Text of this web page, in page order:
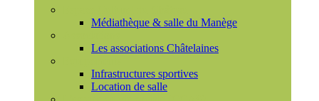
Médiathèque & salle du Manège
Les associations Châtelaines
Infrastructures sportives
Location de salle